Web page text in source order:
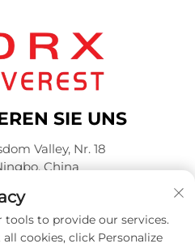
SIE UNS
Valley, Nr. 18
China
tools to provide our services.
cookies, click Personalize